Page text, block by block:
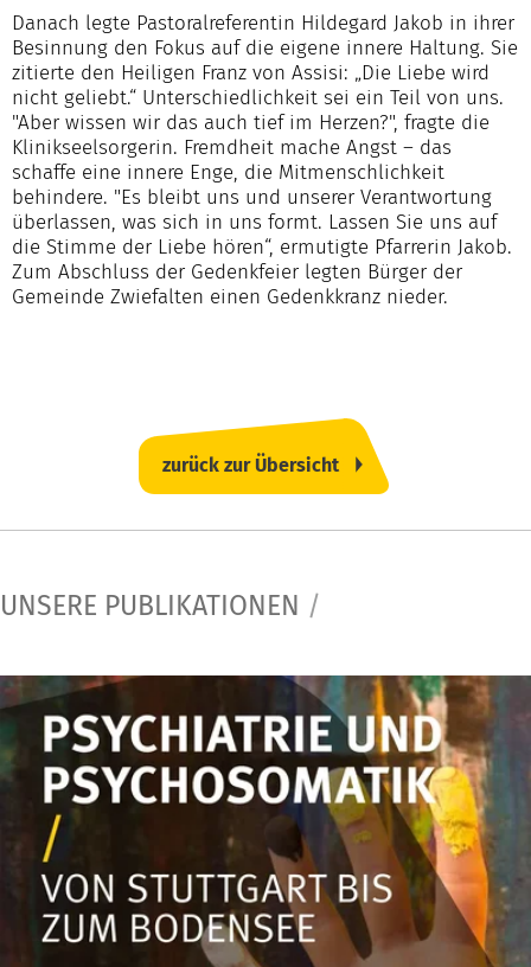
Danach legte Pastoralreferentin Hildegard Jakob in ihrer
Besinnung den Fokus auf die eigene innere Haltung. Sie
zitierte den Heiligen Franz von Assisi: „Die Liebe wird
nicht geliebt.“ Unterschiedlichkeit sei ein Teil von uns.
"Aber wissen wir das auch tief im Herzen?", fragte die
Klinikseelsorgerin. Fremdheit mache Angst – das
schaffe eine innere Enge, die Mitmenschlichkeit
behindere. "Es bleibt uns und unserer Verantwortung
überlassen, was sich in uns formt. Lassen Sie uns auf
die Stimme der Liebe hören“, ermutigte Pfarrerin Jakob.
Zum Abschluss der Gedenkfeier legten Bürger der
Gemeinde Zwiefalten einen Gedenkkranz nieder.
zurück zur Übersicht
UNSERE PUBLIKATIONEN /